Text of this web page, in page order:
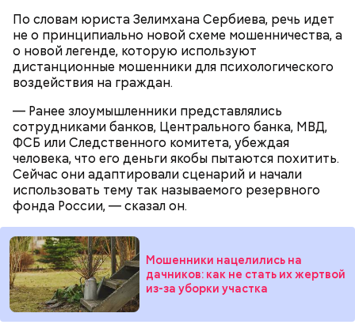
По словам юриста Зелимхана Сербиева, речь идет
не о принципиально новой схеме мошенничества, а
о новой легенде, которую используют
дистанционные мошенники для психологического
воздействия на граждан.
— Ранее злоумышленники представлялись
сотрудниками банков, Центрального банка, МВД,
ФСБ или Следственного комитета, убеждая
человека, что его деньги якобы пытаются похитить.
Сейчас они адаптировали сценарий и начали
использовать тему так называемого резервного
фонда России, — сказал он.
Мошенники нацелились на
дачников: как не стать их жертвой
из-за уборки участка
Ингредиенты:
При выборе дыни эксперт посоветовала
ориентироваться на запах: